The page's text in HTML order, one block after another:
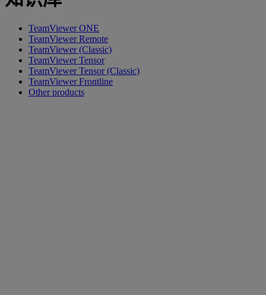
TeamViewer ONE
TeamViewer Remote
TeamViewer (Classic)
TeamViewer Tensor
TeamViewer Tensor (Classic)
TeamViewer Frontline
Other products